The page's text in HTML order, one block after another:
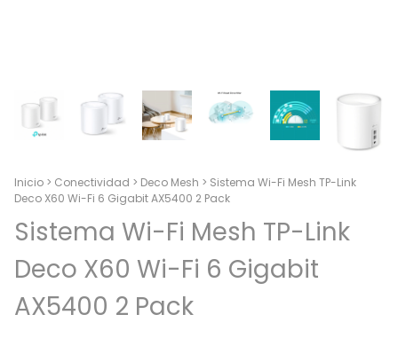
Inicio > Conectividad > Deco Mesh > Sistema Wi-Fi Mesh TP-Link
Deco X60 Wi-Fi 6 Gigabit AX5400 2 Pack
Sistema Wi-Fi Mesh TP-Link
Deco X60 Wi-Fi 6 Gigabit
AX5400 2 Pack